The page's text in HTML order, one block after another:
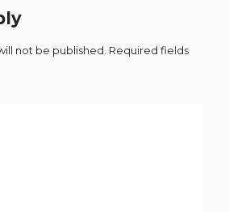
not be published. Required fields